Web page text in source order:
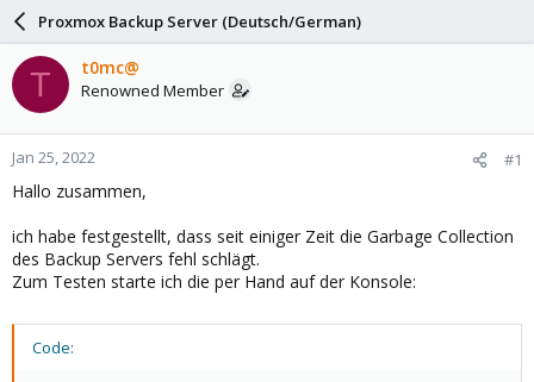
a
d
t
a
r
t
e
a
r
d
a
e
Proxmox Backup Server (Deutsch/German)
T t0mc@
Renowned Member
Jan 25, 2022 #1
Hallo zusammen,
ich habe festgestellt, dass seit einiger Zeit die Garbage Collection
des Backup Servers fehl schlägt.
Zum Testen starte ich die per Hand auf der Konsole:
Code: